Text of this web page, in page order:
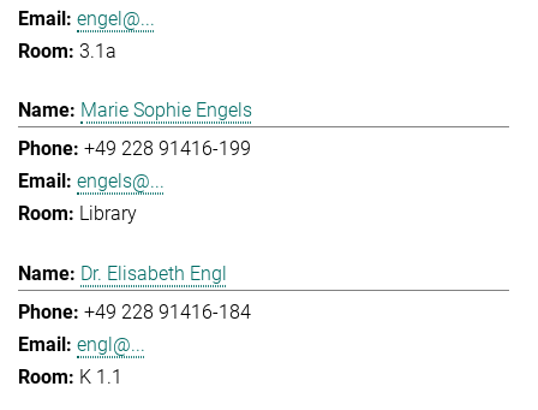
engel@...
3.1a
Marie Sophie Engels
+49 228 91416-199
engels@...
Library
Dr. Elisabeth Engl
+49 228 91416-184
engl@...
K 1.1